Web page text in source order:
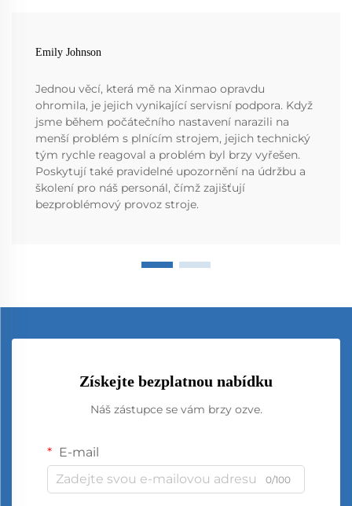
Emily Johnson
Jednou věcí, která mě na Xinmao opravdu
ohromila, je jejich vynikající servisní podpora. Když
jsme během počátečního nastavení narazili na
menší problém s plnícím strojem, jejich technický
tým rychle reagoval a problém byl brzy vyřešen.
Poskytují také pravidelné upozornění na údržbu a
školení pro náš personál, čímž zajišťují
bezproblémový provoz stroje.
Získejte bezplatnou nabídku
Náš zástupce se vám brzy ozve.
E-mail
0/100